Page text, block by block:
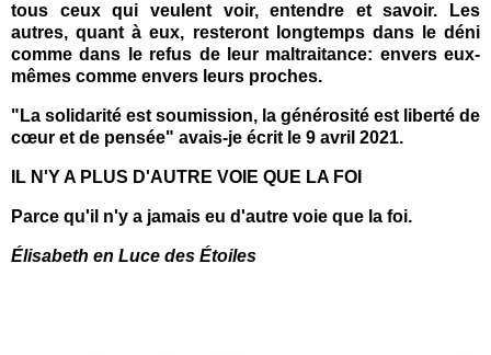
tous ceux qui veulent voir, entendre et savoir. Les
autres, quant à eux, resteront longtemps dans le déni
comme dans le refus de leur maltraitance: envers eux-
mêmes comme envers leurs proches.
"La solidarité est soumission, la générosité est liberté de
cœur et de pensée" avais-je écrit le 9 avril 2021.
IL N'Y A PLUS D'AUTRE VOIE QUE LA FOI
Parce qu'il n'y a jamais eu d'autre voie que la foi.
Élisabeth en Luce des Étoiles